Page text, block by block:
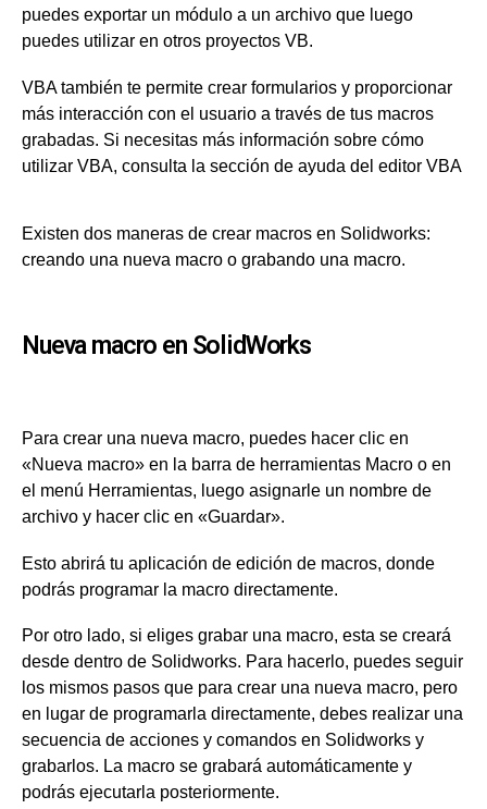
puedes exportar un módulo a un archivo que luego
puedes utilizar en otros proyectos VB.
VBA también te permite crear formularios y proporcionar
más interacción con el usuario a través de tus macros
grabadas. Si necesitas más información sobre cómo
utilizar VBA, consulta la sección de ayuda del editor VBA
Existen dos maneras de crear macros en Solidworks:
creando una nueva macro o grabando una macro.
Nueva macro en SolidWorks
Para crear una nueva macro, puedes hacer clic en
«Nueva macro» en la barra de herramientas Macro o en
el menú Herramientas, luego asignarle un nombre de
archivo y hacer clic en «Guardar».
Esto abrirá tu aplicación de edición de macros, donde
podrás programar la macro directamente.
Por otro lado, si eliges grabar una macro, esta se creará
desde dentro de Solidworks. Para hacerlo, puedes seguir
los mismos pasos que para crear una nueva macro, pero
en lugar de programarla directamente, debes realizar una
secuencia de acciones y comandos en Solidworks y
grabarlos. La macro se grabará automáticamente y
podrás ejecutarla posteriormente.